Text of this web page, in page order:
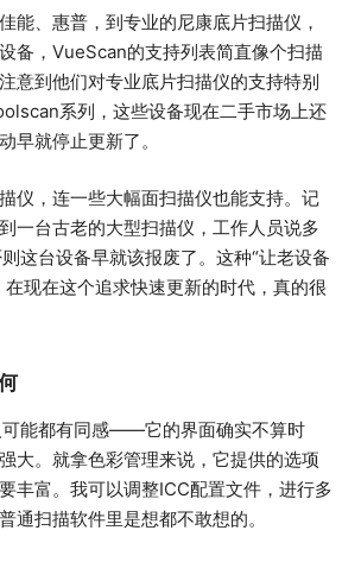
能、惠普，到专业的尼康底片扫描仪，
备，VueScan的支持列表简直像个扫描
意到他们对专业底片扫描仪的支持特别
系列，这些设备现在二手市场上还
早就停止更新了。
仪，连一些大幅面扫描仪也能支持。记
一台古老的大型扫描仪，工作人员说多
这台设备早就该报废了。这种“让老设备
在现在这个追求快速更新的时代，真的很
可能都有同感——它的界面确实不算时
大。就拿色彩管理来说，它提供的选项
丰富。我可以调整ICC配置文件，进行多
通扫描软件里是想都不敢想的。